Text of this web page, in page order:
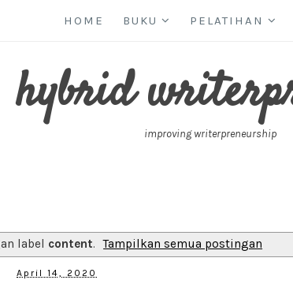
HOME BUKU PELATIHAN
hybrid
improving writerpreneurship
label content. Tampilkan semua postingan
April 14, 2020